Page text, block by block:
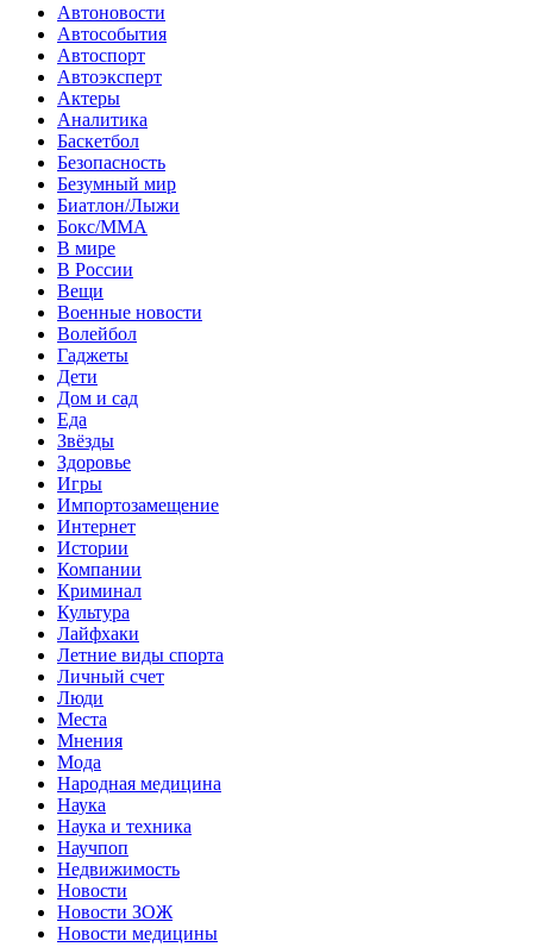
Автоновости
Автособытия
Автоспорт
Автоэксперт
Актеры
Аналитика
Баскетбол
Безопасность
Безумный мир
Биатлон/Лыжи
Бокс/MMA
В мире
В России
Вещи
Военные новости
Волейбол
Гаджеты
Дети
Дом и сад
Еда
Звёзды
Здоровье
Игры
Импортозамещение
Интернет
Истории
Компании
Криминал
Культура
Лайфхаки
Летние виды спорта
Личный счет
Люди
Места
Мнения
Мода
Народная медицина
Наука
Наука и техника
Научпоп
Недвижимость
Новости
Новости ЗОЖ
Новости медицины